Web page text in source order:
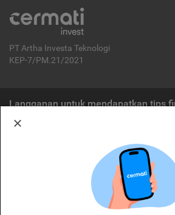
PT Artha Investa Teknologi
KEP-7/PM.21/2021
Langganan untuk mendapatkan tips
Cermati merupakan penyelenggara agregasi jasa
OJK. Oleh karena itu, produk dan/atau layanan
ditawarkan bukan merupakan produk dan/atau
diterbitkan oleh Cermati dan Cermati tidak